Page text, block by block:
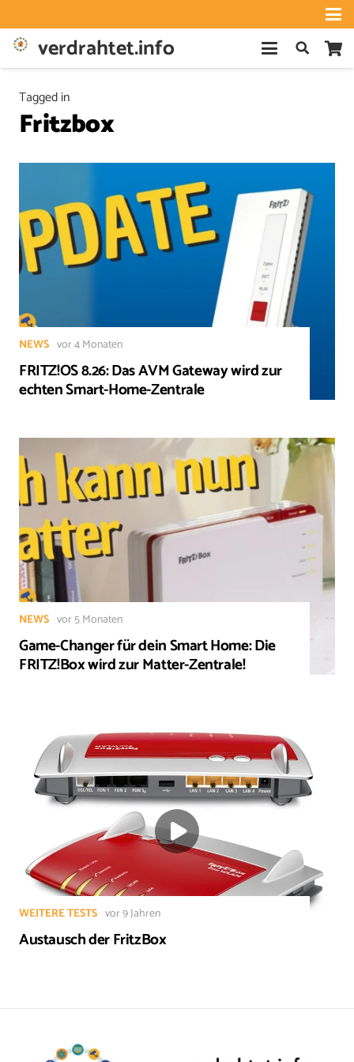
verdrahtet.info
Tagged in
Fritzbox
NEWS vor 4 Monaten
FRITZ!OS 8.26: Das AVM Gateway wird zur
echten Smart-Home-Zentrale
NEWS vor 5 Monaten
Game-Changer für dein Smart Home: Die
FRITZ!Box wird zur Matter-Zentrale!
WEITERE TESTS vor 9 Jahren
Austausch der FritzBox